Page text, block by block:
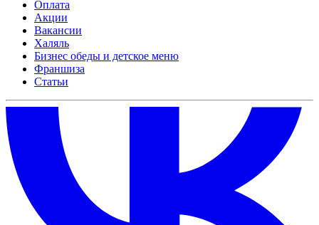
Оплата
Акции
Вакансии
Халяль
Бизнес обеды и детское меню
Франшиза
Статьи